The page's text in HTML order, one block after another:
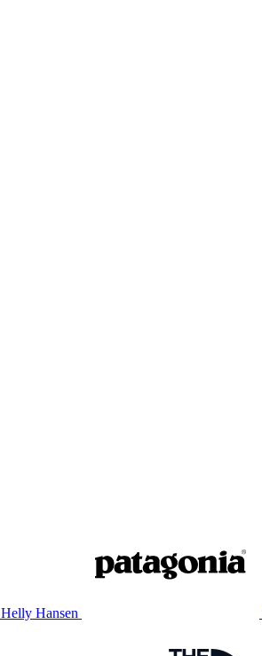
Helly Hansen